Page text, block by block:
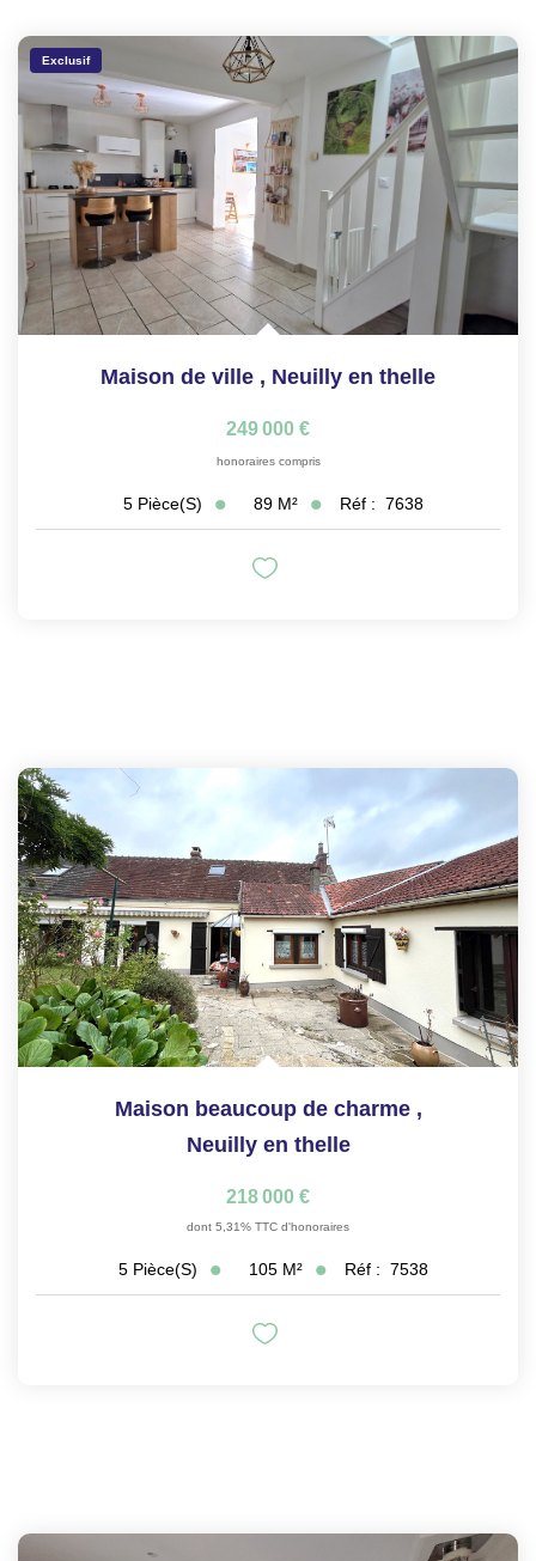
Exclusif
Maison de ville , Neuilly en thelle
249 000 €
honoraires compris
5 Pièce(s) 89 M² Réf : 7638
Maison beaucoup de charme ,
Neuilly en thelle
218 000 €
dont 5,31% TTC d'honoraires
5 Pièce(s) 105 M² Réf : 7538